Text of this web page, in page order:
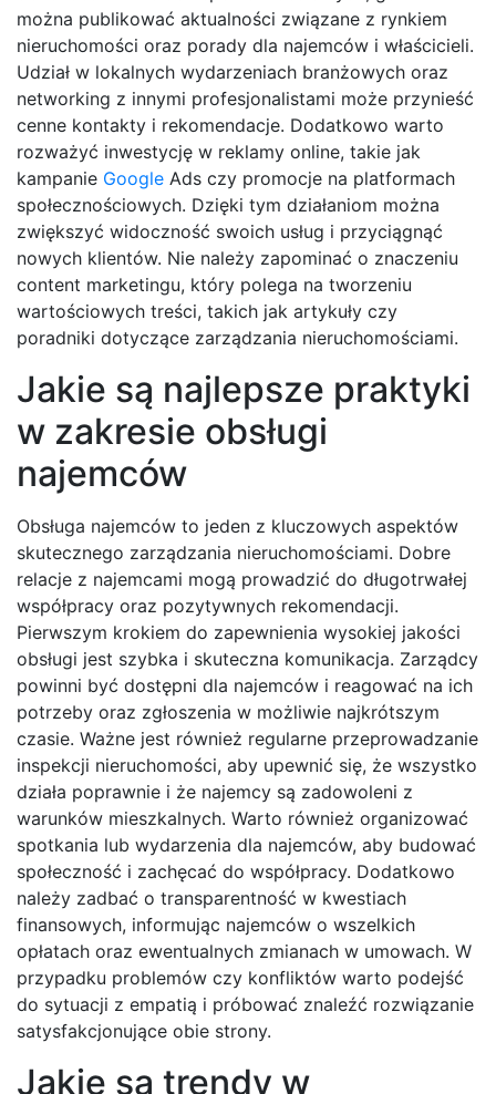
można publikować aktualności związane z rynkiem
nieruchomości oraz porady dla najemców i właścicieli.
Udział w lokalnych wydarzeniach branżowych oraz
networking z innymi profesjonalistami może przynieść
cenne kontakty i rekomendacje. Dodatkowo warto
rozważyć inwestycję w reklamy online, takie jak
kampanie Google Ads czy promocje na platformach
społecznościowych. Dzięki tym działaniom można
zwiększyć widoczność swoich usług i przyciągnąć
nowych klientów. Nie należy zapominać o znaczeniu
content marketingu, który polega na tworzeniu
wartościowych treści, takich jak artykuły czy
poradniki dotyczące zarządzania nieruchomościami.
Jakie są najlepsze praktyki
w zakresie obsługi
najemców
Obsługa najemców to jeden z kluczowych aspektów
skutecznego zarządzania nieruchomościami. Dobre
relacje z najemcami mogą prowadzić do długotrwałej
współpracy oraz pozytywnych rekomendacji.
Pierwszym krokiem do zapewnienia wysokiej jakości
obsługi jest szybka i skuteczna komunikacja. Zarządcy
powinni być dostępni dla najemców i reagować na ich
potrzeby oraz zgłoszenia w możliwie najkrótszym
czasie. Ważne jest również regularne przeprowadzanie
inspekcji nieruchomości, aby upewnić się, że wszystko
działa poprawnie i że najemcy są zadowoleni z
warunków mieszkalnych. Warto również organizować
spotkania lub wydarzenia dla najemców, aby budować
społeczność i zachęcać do współpracy. Dodatkowo
należy zadbać o transparentność w kwestiach
finansowych, informując najemców o wszelkich
opłatach oraz ewentualnych zmianach w umowach. W
przypadku problemów czy konfliktów warto podejść
do sytuacji z empatią i próbować znaleźć rozwiązanie
satysfakcjonujące obie strony.
Jakie są trendy w